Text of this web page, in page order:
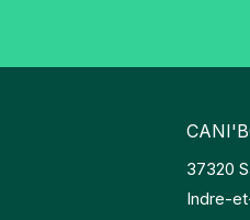
37320
Indre-